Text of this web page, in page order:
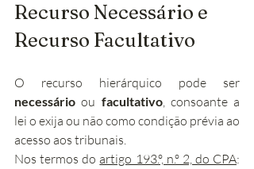
Recurso Necessário e
Recurso Facultativo
necessário ou facultativo, consoante a
lei o exija ou não como condição prévia ao
acesso aos tribunais.
Nos termos do artigo 193.º, n.º 2, do CPA